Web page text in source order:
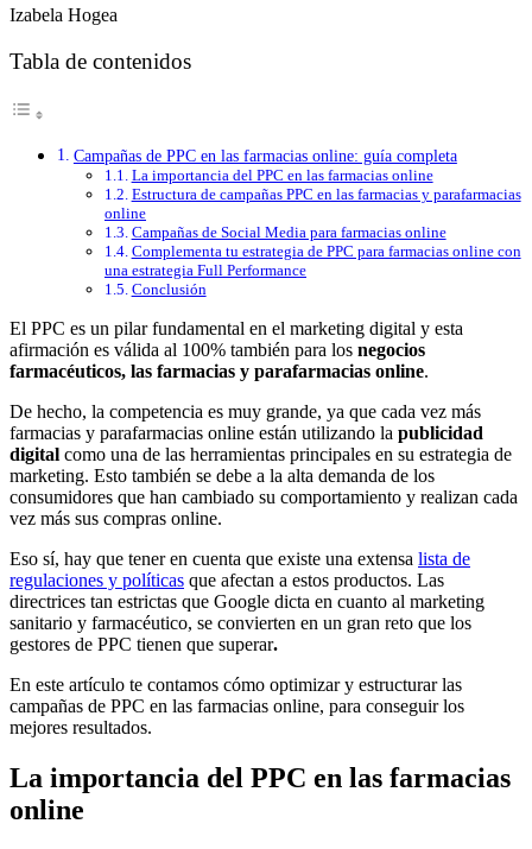
Izabela Hogea
Tabla de contenidos
Campañas de PPC en las farmacias online: guía completa
La importancia del PPC en las farmacias online
Estructura de campañas PPC en las farmacias y parafarmacias
online
Campañas de Social Media para farmacias online
Complementa tu estrategia de PPC para farmacias online con
una estrategia Full Performance
Conclusión
El PPC es un pilar fundamental en el marketing digital y esta
afirmación es válida al 100% también para los negocios
farmacéuticos, las farmacias y parafarmacias online.
De hecho, la competencia es muy grande, ya que cada vez más
farmacias y parafarmacias online están utilizando la publicidad
digital como una de las herramientas principales en su estrategia de
marketing. Esto también se debe a la alta demanda de los
consumidores que han cambiado su comportamiento y realizan cada
vez más sus compras online.
Eso sí, hay que tener en cuenta que existe una extensa lista de
regulaciones y políticas que afectan a estos productos. Las
directrices tan estrictas que Google dicta en cuanto al marketing
sanitario y farmacéutico, se convierten en un gran reto que los
gestores de PPC tienen que superar.
En este artículo te contamos cómo optimizar y estructurar las
campañas de PPC en las farmacias online, para conseguir los
mejores resultados.
La importancia del PPC en las farmacias
online